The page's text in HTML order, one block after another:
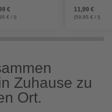
€
€ / l)
11,99 €
(59,95 € / l)
Zuhause zu
Ort.